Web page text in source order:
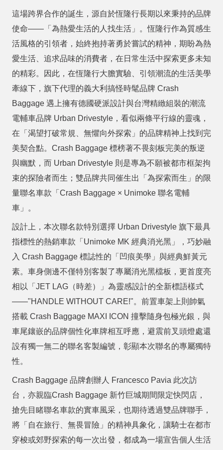
這場跨界合作的誕生，源自於恆隆行長期以來秉持的品牌
使命—— 「為熱愛生活的人找生活」。恆隆行作為質感生
活風格的引領者，始終抱持著勇於嘗試的精神，期盼為熱
愛生活、追求品味的消費者，在日常生活中探索更多未知
的精彩。因此，在恆隆行大膽實驗、引領潮流的生活美學
牽線下，旗下代理的義大利搞怪時髦品牌 Crash
Baggage 遇上擁有德國硬派設計與台灣精緻組裝的潮流
電輔車品牌 Urban Drivestyle ，看似兩條平行線的靈魂，
在「渴望打破常規、無懼向外探索」的品牌精神上找到完
美契合點。 Crash Baggage 標榜著不畏刻板完美的叛逆
與幽默，而 Urban Drivestyle 則是專為不願被都市框架拘
束的探險者而生；雙品牌共同催生出「為探索而生」的限
量聯名車款「 Crash Baggage × Unimoke 聯名電輔
車」。
設計上，本次聯名款特別選擇 Urban Drivestyle 旗下最具
指標性的熱銷車款「 Unimoke MK 經典消光黑」，巧妙融
入 Crash Baggage 標誌性的「凹痕美學」與經典鮮黃元
素。車身側邊不僅特別客製了專屬消光黑檔板，更首度亮
相以「 JET LAG （時差）」為靈感設計的全新標語樣式
——"HANDLE WITHOUT CARE!"。前置車架上則帥氣
搭載 Crash Baggage MAXI ICON 撞擊隨身包極光銀，與
車尾鑲嵌的品牌個性化車牌相互呼應，避震前叉頭燈處還
設有獨一無二的聯名客製編號，彰顯本次聯名的專屬獨特
性。
Crash Baggage 品牌創辦人 Francesco Pavia 此次訪
台，亦親臨Crash Baggage 新竹巨城期間限定快閃店，
搶先目睹聯名車款的實車風采，也期待透過雙品牌聯手，
將「自在旅行、無畏冒險」的精神具象化，讓騎士在都市
穿梭或郊野探索的每一次出發，都成為一場宣告個人生活